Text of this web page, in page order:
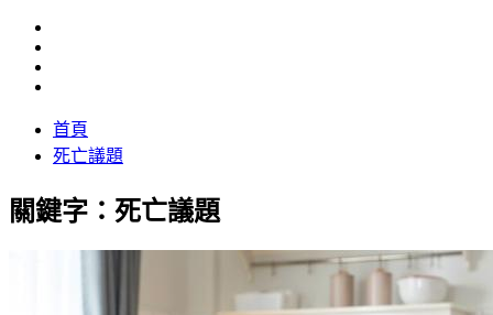
首頁
死亡議題
關鍵字：死亡議題